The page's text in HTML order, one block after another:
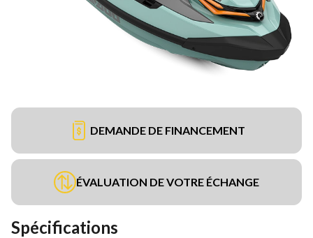
DEMANDE DE FINANCEMENT
ÉVALUATION DE VOTRE ÉCHANGE
Spécifications